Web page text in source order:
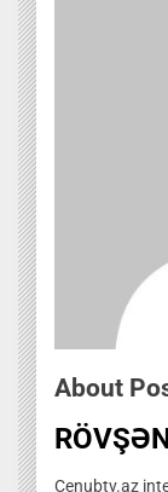
About
Cenubtv.az